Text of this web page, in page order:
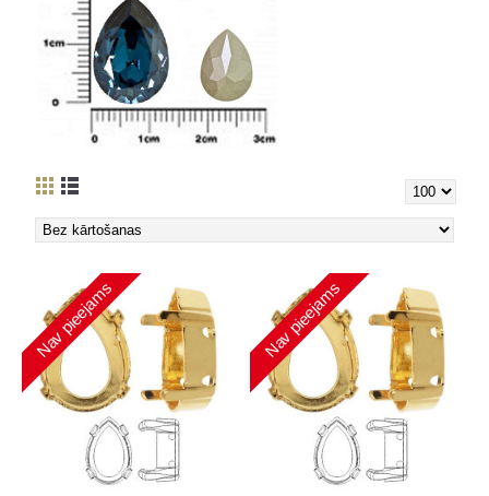
Nav pieejams Nav pieejams